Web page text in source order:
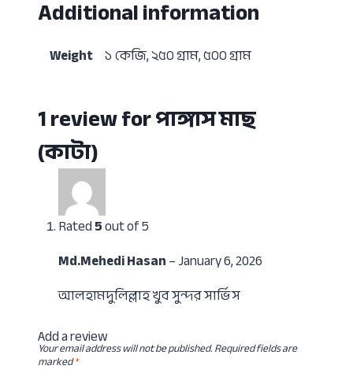
Additional information
Weight ১ কেজি, ২৫০ গ্রাম, ৫০০ গ্রাম
1 review forপাঙ্গাস মাছ
(কাটা)
Rated5out of 5
Md.Mehedi Hasan–January 6, 2026
আলহামদুলিল্লাহ খুব সুন্দর সার্ভিস
Add a review
Your email address will not be published.Required fields are
marked*